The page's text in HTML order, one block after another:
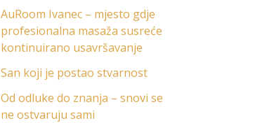
AuRoom Ivanec – mjesto gdje
profesionalna masaža susreće
kontinuirano usavršavanje
San koji je postao stvarnost
Od odluke do znanja – snovi se
ne ostvaruju sami